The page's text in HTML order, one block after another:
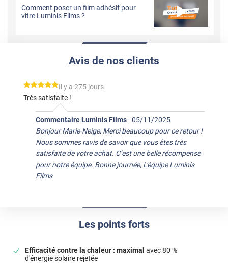
Comment poser un film adhésif pour
vitre Luminis Films ?
Les points forts
Efficacité contre la chaleur : maximal avec 80 %
d'énergie solaire rejetée
Avis de nos clients
*****
Il y a 275 jours
Très satisfaite !
Commentaire Luminis Films-05/11/2025
Bonjour Marie-Neige, Merci beaucoup pour ce retour !
Nous sommes ravis de savoir que vous êtes très
satisfaite de votre achat. C’est une belle récompense
pour notre équipe. Bonne journée, L'équipe Luminis
Films